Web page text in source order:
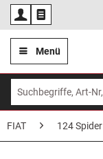
Menü
FIAT 124 Spider